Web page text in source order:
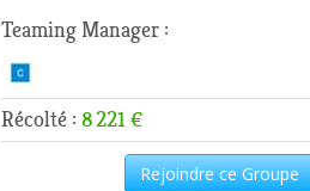
Teaming Manager :
Récolté : 8 221 €
Rejoindre ce Groupe